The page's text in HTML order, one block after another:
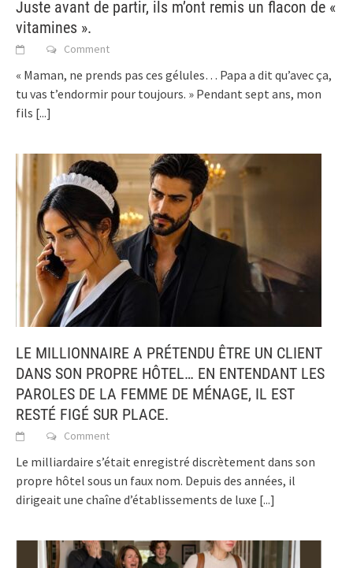
Juste avant de partir, ils m’ont remis un flacon de «
vitamines ».
Comment
« Maman, ne prends pas ces gélules… Papa a dit qu’avec ça,
tu vas t’endormir pour toujours. » Pendant sept ans, mon
fils [...]
LE MILLIONNAIRE A PRÉTENDU ÊTRE UN CLIENT
DANS SON PROPRE HÔTEL… EN ENTENDANT LES
PAROLES DE LA FEMME DE MÉNAGE, IL EST
RESTÉ FIGÉ SUR PLACE.
Comment
Le milliardaire s’était enregistré discrètement dans son
propre hôtel sous un faux nom. Depuis des années, il
dirigeait une chaîne d’établissements de luxe [...]